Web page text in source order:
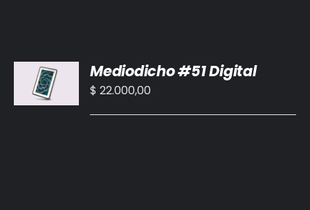
AL
CARRITO
/
Mediodicho #51 Digital
$ 22.000,00